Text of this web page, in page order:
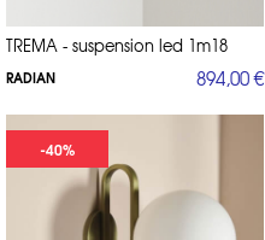
TREMA - suspension led 1m18
RADIAN 894,00 €
-40%